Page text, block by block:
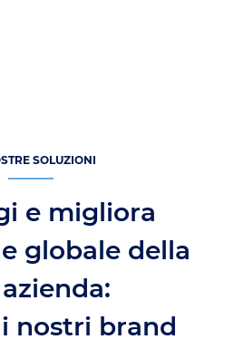
SOLUZIONI
e migliora
globale della
nostri brand